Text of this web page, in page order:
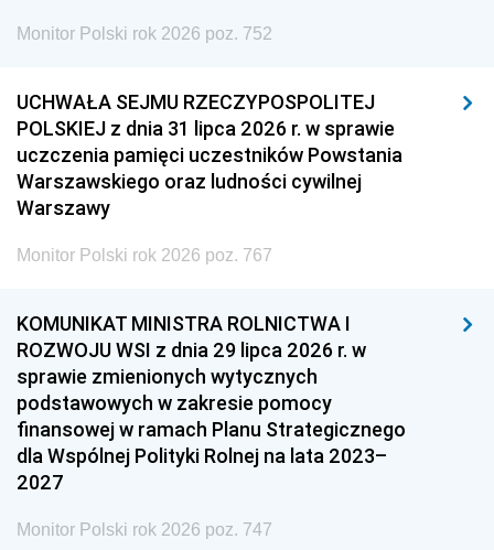
Monitor Polski rok 2026 poz. 752
UCHWAŁA SEJMU RZECZYPOSPOLITEJ
POLSKIEJ z dnia 31 lipca 2026 r. w sprawie
uczczenia pamięci uczestników Powstania
Warszawskiego oraz ludności cywilnej
Warszawy
Monitor Polski rok 2026 poz. 767
KOMUNIKAT MINISTRA ROLNICTWA I
ROZWOJU WSI z dnia 29 lipca 2026 r. w
sprawie zmienionych wytycznych
podstawowych w zakresie pomocy
finansowej w ramach Planu Strategicznego
dla Wspólnej Polityki Rolnej na lata 2023–
2027
Monitor Polski rok 2026 poz. 747